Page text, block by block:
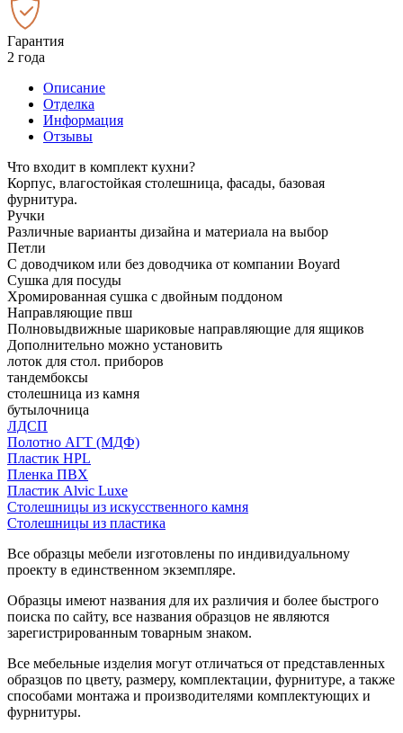
Гарантия
2 года
Описание
Отделка
Информация
Отзывы
Что входит в комплект кухни?
Корпус, влагостойкая столешница, фасады, базовая
фурнитура.
Ручки
Различные варианты дизайна и материала на выбор
Петли
С доводчиком или без доводчика от компании Boyard
Сушка для посуды
Хромированная сушка с двойным поддоном
Направляющие пвш
Полновыдвижные шариковые направляющие для ящиков
Дополнительно можно установить
лоток для стол. приборов
тандембоксы
столешница из камня
бутылочница
ЛДСП
Полотно АГТ (МДФ)
Пластик HPL
Пленка ПВХ
Пластик Alvic Luxe
Столешницы из искусственного камня
Столешницы из пластика
Все образцы мебели изготовлены по индивидуальному
проекту в единственном экземпляре.
Образцы имеют названия для их различия и более быстрого
поиска по сайту, все названия образцов не являются
зарегистрированным товарным знаком.
Все мебельные изделия могут отличаться от представленных
образцов по цвету, размеру, комплектации, фурнитуре, а также
способами монтажа и производителями комплектующих и
фурнитуры.